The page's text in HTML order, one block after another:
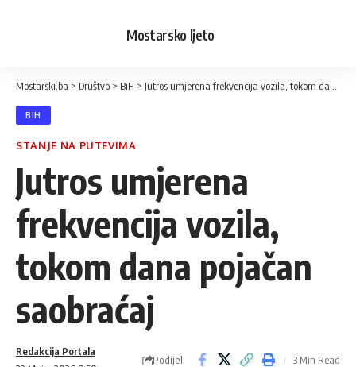
Mostarsko ljeto
Mostarski.ba > Društvo > BiH > Jutros umjerena frekvencija vozila, tokom dana pojačan saobraćaj
BIH
STANJE NA PUTEVIMA
Jutros umjerena
frekvencija vozila,
tokom dana pojačan
saobraćaj
Redakcija Portala
Podijeli 3 Min Read